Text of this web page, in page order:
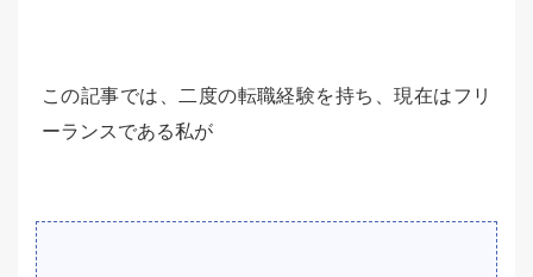
この記事では、二度の転職経験を持ち、現在はフリ
ーランスである私が